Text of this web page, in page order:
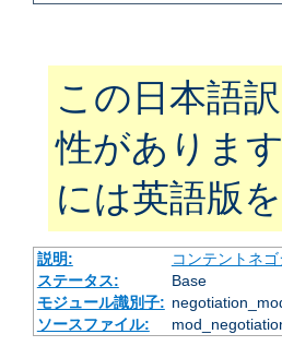
この日本語
性がありま
には英語版
説明: コンテントネ
ステータス:
Base
モジュール識別子:
ソースファイル: